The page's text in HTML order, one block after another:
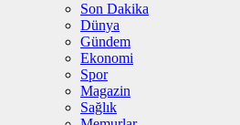
Son Dakika
Dünya
Gündem
Ekonomi
Spor
Magazin
Sağlık